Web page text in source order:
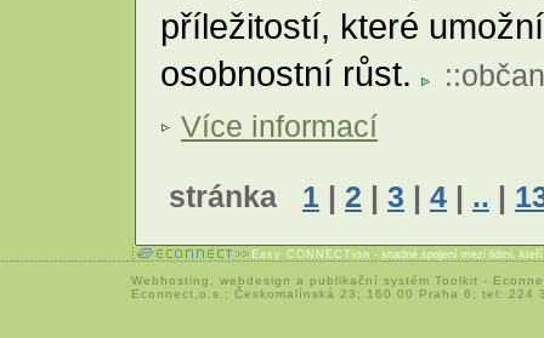
příležitostí, které
osobnostní růst.
::
Více informací
stránka 1 | 2 | 3 | 4 | .. |
Easy CONNECTion - snadné spojení mezi lidmi,
Webhosting webdesign a publikační systém Toolkit -
Econnect,o.s.; Českomalínská 23; 160 00 Praha 6; tel: 224